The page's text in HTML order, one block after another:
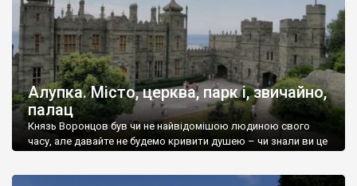
Алупка. Місто, церква, парк і, звичайно,
палац
Князь Воронцов був чи не найвідомішою людиною свого
часу, але давайте не будемо кривити душею – чи знали ви це